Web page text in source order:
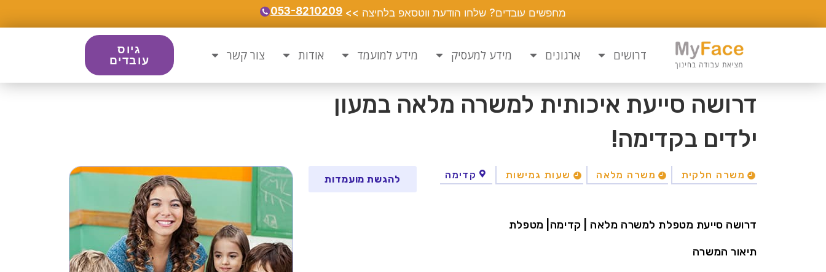
מחפשים עובדים? שלחו הודעת ווטסאפ בלחיצה >> 053-8210209
דרושים ארגונים מידע למעסיק מידע למועמד אודות צור קשר
גיוס
עובדים
דרושה סייעת איכותית למשרה מלאה במעון
ילדים בקדימה!
משרה חלקית משרה מלאה שעות גמישות קדימה להגשת מועמדות
דרושה סייעת מטפלת למשרה מלאה | קדימה| מטפלת
תיאור המשרה